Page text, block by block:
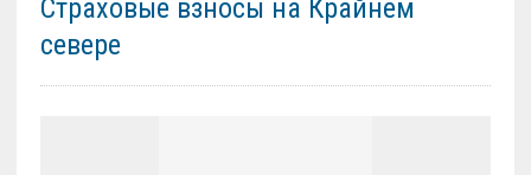
Страховые взносы на Крайнем
севере